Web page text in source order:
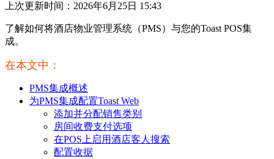
上次更新时间：2026年6月25日 15:43
了解如何将酒店物业管理系统（PMS）与您的Toast POS集
成。
在本文中：
PMS集成概述
为PMS集成配置Toast Web
添加并分配销售类别
房间收费支付选项
在POS上启用酒店客人搜索
配置收据